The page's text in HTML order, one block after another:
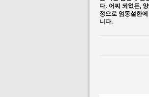
다. 어찌 되었든,
정으로 엄동설한
니다.